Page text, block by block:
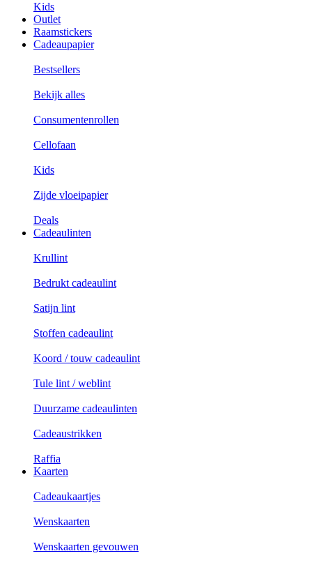
Kids
Outlet
Raamstickers
Cadeaupapier
Bestsellers
Bekijk alles
Consumentenrollen
Cellofaan
Kids
Zijde vloeipapier
Deals
Cadeaulinten
Krullint
Bedrukt cadeaulint
Satijn lint
Stoffen cadeaulint
Koord / touw cadeaulint
Tule lint / weblint
Duurzame cadeaulinten
Cadeaustrikken
Raffia
Kaarten
Cadeaukaartjes
Wenskaarten
Wenskaarten gevouwen